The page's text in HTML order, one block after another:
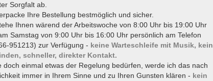
Sorgfalt ab.
Ihre Bestellung bestmöglich und sicher.
Ihnen wärend der Arbeitswoche von 8:00 Uhr bis 19:00 Uhr
Samstag von 9:00 Uhr bis 16:00 Uhr persönlich am Telefon
951213) zur Verfügung - keine Warteschleife mit Musik, kein
schneller, direkter Kontakt.
doch einmal etwas der Regelung bedürfen, werde ich das nach
immer in Ihrem Sinne und zu Ihren Gunsten klären - kein